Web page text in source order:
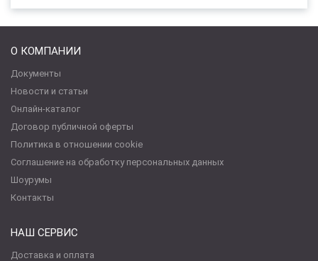
О КОМПАНИИ
Документы
Новости и статьи
Онлайн-каталог
Договор публичной оферты
Политика в отношении cookie
Соглашение на обработку персональных данных
Шоурумы
Контакты
НАШ СЕРВИС
Доставка и оплата